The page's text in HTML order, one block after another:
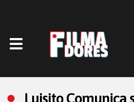
Luisito Comunica